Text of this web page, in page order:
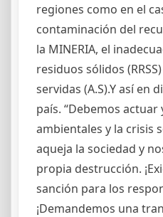
regiones como en el
contaminación del
la MINERIA, el
residuos sólidos
servidas (A.S).Y así en
país. “Debemos
ambientales y la crisis
aqueja la sociedad y
propia destrucción.
sanción para los
¡Demandemos una